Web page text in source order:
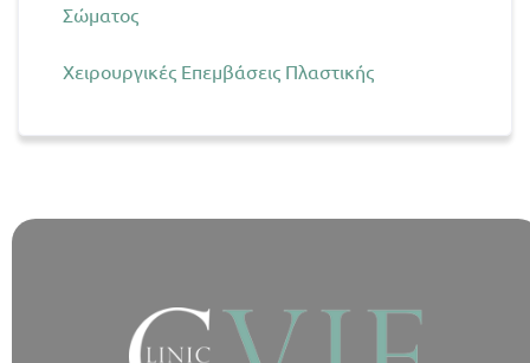
Σώματος
Χειρουργικές Επεμβάσεις Πλαστικής